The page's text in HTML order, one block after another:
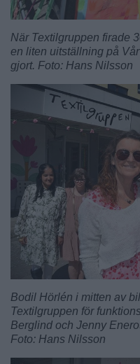
När Textilgruppen firade
en liten uitställning på
gjort. Foto: Hans Nilsson
Bodil Hörlén i mitten av
Textilgruppen för
Berglind och Jenny
Foto: Hans Nilsson